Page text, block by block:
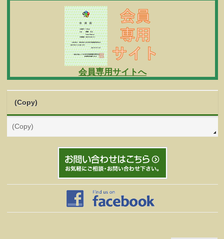
会員専用サイトへ
(Copy)
(Copy)